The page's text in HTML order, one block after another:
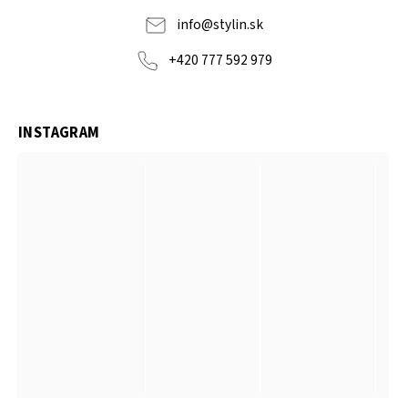
info@stylin.sk
+420 777 592 979
INSTAGRAM